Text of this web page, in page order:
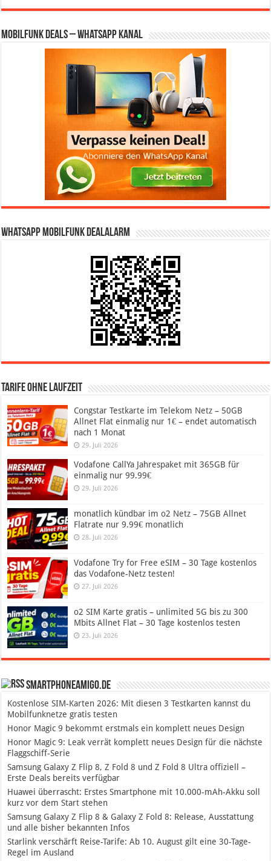
Mobilfunk Deals – WhatsApp Kanal
WhatsApp Mobilfunk DealAlarm
Tarife ohne Laufzeit
Congstar Testkarte im Telekom Netz – 50GB
Allnet Flat einmalig nur 1€ – endet automatisch
nach 1 Monat
29. Juli 2026
Vodafone CallYa Jahrespaket mit 365GB für
einmalig nur 99.99€
29. Juli 2026
monatlich kündbar im o2 Netz – 75GB Allnet
Flatrate nur 9.99€ monatlich
28. Juli 2026
Vodafone Try for Free eSIM – 30 Tage kostenlos
das Vodafone-Netz testen!
27. Juli 2026
o2 SIM Karte gratis – unlimited 5G bis zu 300
Mbits Allnet Flat – 30 Tage kostenlos testen
23. Juli 2026
SmartphoneAmigo.de
Kostenlose SIM-Karten 2026: Mit diesen 3 Testkarten kannst du
Mobilfunknetze gratis testen
Honor Magic 9 bekommt erstmals ein komplett neues Design
Honor Magic 9: Leak verrät komplett neues Design für die nächste
Flaggschiff-Serie
Samsung Galaxy Z Flip 8, Z Fold 8 und Z Fold 8 Ultra offiziell –
Erste Deals bereits verfügbar
Huawei überrascht: Erstes Smartphone mit 10.000-mAh-Akku soll
kurz vor dem Start stehen
Samsung Galaxy Z Flip 8 & Galaxy Z Fold 8: Release, Ausstattung
und alle bisher bekannten Infos
Starlink verschärft Reise-Tarife: Ab 10. August gilt eine 30-Tage-
Regel im Ausland